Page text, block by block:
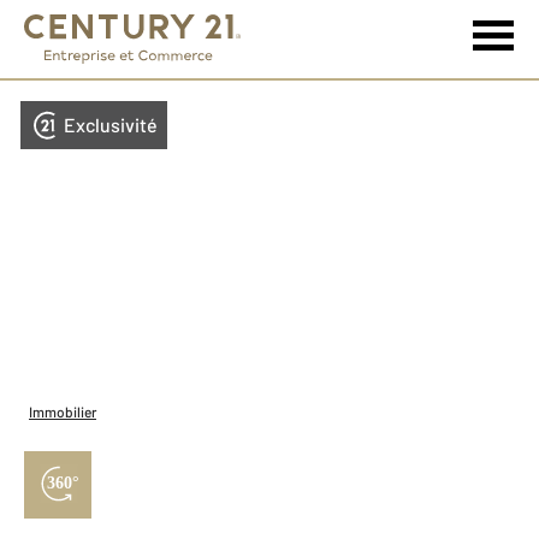
Exclusivité
Immobilier
360°